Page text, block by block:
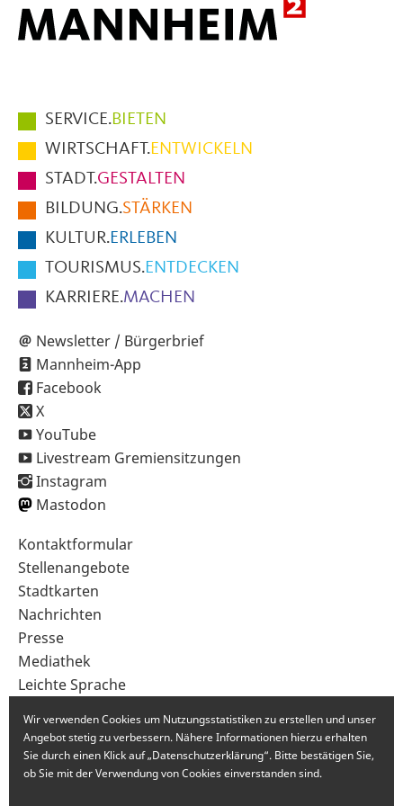
Hauptmenüpunkte
im
Fußbereich
der
Seite
SERVICE.BIETEN
WIRTSCHAFT.ENTWICKELN
STADT.GESTALTEN
BILDUNG.STÄRKEN
KULTUR.ERLEBEN
TOURISMUS.ENTDECKEN
KARRIERE.MACHEN
Newsletter / Bürgerbrief
Mannheim-App
Facebook
X
YouTube
Livestream Gremiensitzungen
Instagram
Mastodon
Sekundärnavigation
im
Fußbereich
Kontaktformular
Stellenangebote
Stadtkarten
Nachrichten
Presse
Mediathek
Leichte Sprache
Wir verwenden Cookies um Nutzungsstatistiken zu erstellen und unser
Angebot stetig zu verbessern. Nähere Informationen hierzu erhalten
Sie durch einen Klick auf „Datenschutzerklärung“. Bitte bestätigen Sie,
ob Sie mit der Verwendung von Cookies einverstanden sind.